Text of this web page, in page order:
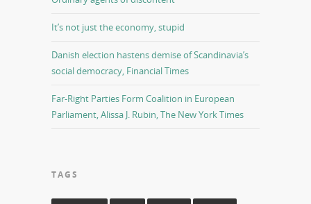
It’s not just the economy, stupid
Danish election hastens demise of Scandinavia’s
social democracy, Financial Times
Far-Right Parties Form Coalition in European
Parliament, Alissa J. Rubin, The New York Times
TAGS